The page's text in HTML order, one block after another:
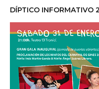
DÍPTICO INFORMATIVO